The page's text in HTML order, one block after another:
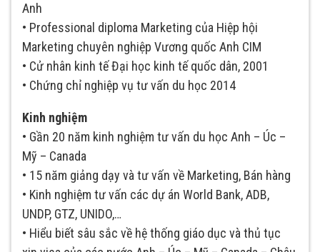
Anh
• Professional diploma Marketing của Hiệp hội
Marketing chuyên nghiệp Vương quốc Anh CIM
• Cử nhân kinh tế Đại học kinh tế quốc dân, 2001
• Chứng chỉ nghiệp vụ tư vấn du học 2014
Kinh nghiệm
• Gần 20 năm kinh nghiệm tư vấn du học Anh – Úc –
Mỹ – Canada
• 15 năm giảng dạy và tư vấn về Marketing, Bán hàng
• Kinh nghiệm tư vấn các dự án World Bank, ADB,
UNDP, GTZ, UNIDO,…
• Hiểu biết sâu sắc về hệ thống giáo dục và thủ tục